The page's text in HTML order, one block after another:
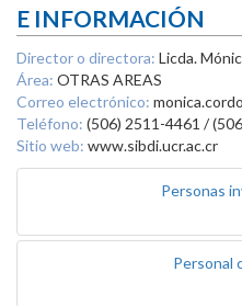
E INFORMACIÓN
Director o directora: Licda.
Área: OTRAS AREAS
Correo electrónico:
Teléfono: (506) 2511-4461 /
Sitio web: www.sibdi.ucr.ac.cr
Personas
Personal